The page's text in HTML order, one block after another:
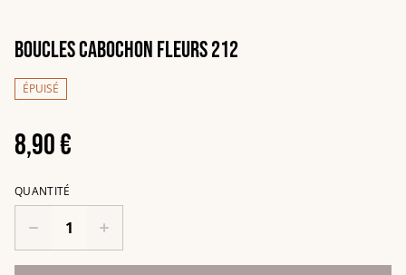
Boucles cabochon fleurs 212
ÉPUISÉ
8,90 €
QUANTITÉ